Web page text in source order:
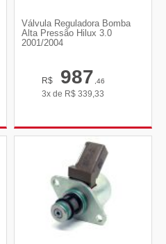
Válvula Reguladora Bomba
Alta Pressão Hilux 3.0
2001/2004
R$ 987,46
3x de R$ 339,33